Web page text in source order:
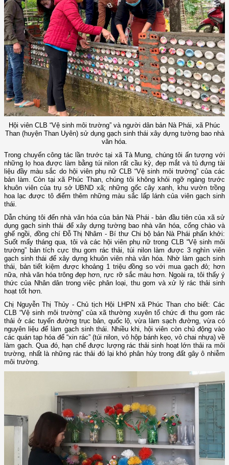
Hội viên CLB “Vệ sinh môi trường” và người dân bản Nà Phái, xã Phúc
Than (huyện Than Uyên) sử dụng gạch sinh thái xây dựng tường bao nhà
văn hóa.
Trong chuyến công tác lần trước tại xã Tà Mung, chúng tôi ấn tượng với
những lọ hoa được làm bằng túi nilon rất cầu kỳ, đẹp mắt và tủ đựng tài
liệu đầy màu sắc do hội viên phụ nữ CLB “Vệ sinh môi trường” của các
bản làm. Còn tại xã Phúc Than, chúng tôi không khỏi ngỡ ngàng trước
khuôn viên của trụ sở UBND xã; những gốc cây xanh, khu vườn trồng
hoa lạc được tô điểm thêm những màu sắc lấp lánh của viên gạch sinh
thái.
Dẫn chúng tôi đến nhà văn hóa của bản Nà Phái - bản đầu tiên của xã sử
dụng gạch sinh thái để xây dựng tường bao nhà văn hóa, cổng chào và
ghế ngồi, đồng chí Đỗ Thị Nhâm - Bí thư Chi bộ bản Nà Phái phấn khởi:
Suốt mấy tháng qua, tôi và các hội viên phụ nữ trong CLB “Vệ sinh môi
trường” bản tích cực thu gom rác thải, túi nilon làm được 3 nghìn viên
gạch sinh thái để xây dựng khuôn viên nhà văn hóa. Nhờ làm gạch sinh
thái, bản tiết kiệm được khoảng 1 triệu đồng so với mua gạch đỏ; hơn
nữa, nhà văn hóa trông đẹp hơn, rực rỡ sắc màu hơn. Ngoài ra, tôi thấy ý
thức của Nhân dân trong việc phân loại, thu gom và xử lý rác thải sinh
hoạt tốt hơn.
Chị Nguyễn Thị Thủy - Chủ tịch Hội LHPN xã Phúc Than cho biết: Các
CLB “Vệ sinh môi trường” của xã thường xuyên tổ chức đi thu gom rác
thải ở các tuyến đường trục bản, quốc lộ, vừa làm sạch đường, vừa có
nguyên liệu để làm gạch sinh thái. Nhiều khi, hội viên còn chủ động vào
các quán tạp hóa để “xin rác” (túi nilon, vỏ hộp bánh kẹo, vỏ chai nhựa) về
làm gạch. Qua đó, hạn chế được lượng rác thải sinh hoạt lớn thải ra môi
trường, nhất là những rác thải đó lại khó phân hủy trong đất gây ô nhiễm
môi trường.